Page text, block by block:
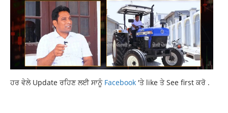
ਹਰ ਵੇਲੇ Update ਰਹਿਣ ਲਈ ਸਾਨੂੰ Facebook 'ਤੇ like ਤੇ See first ਕਰੋ .